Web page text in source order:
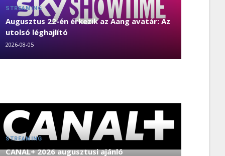
STREAMING
Augusztus 22-én érkezik az Aang avatár: Az
utolsó léghajlító
2026-08-05
STREAMING
CANAL+ 2026 augusztusi ajánló